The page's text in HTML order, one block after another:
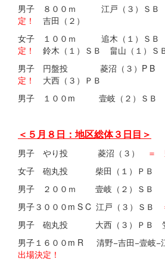
男子 ８００ｍ 江戸（３）ＳＢ
定！
吉田（２）
女子 １００ｍ 追木（１）ＳＢ
定！
鈴木（１）ＳＢ 畠山（１）Ｓ
男子 円盤投 菱沼（３）P B
定！
大西（３）ＰＢ
男子 １００m 壹岐（２）ＳＢ
＜５月８日：地区総体３日目＞
男子 やり投 菱沼（３）
＝
女子 砲丸投 柴田（１）ＰＢ
男子 ２００ｍ 壹岐（２）ＳＢ
男子３０００m S C 江戸（３）ＳＢ
男子 砲丸投 大西（３）ＰＢ 笠
男子１６００m R 清野−吉田−壹岐
出場決定！